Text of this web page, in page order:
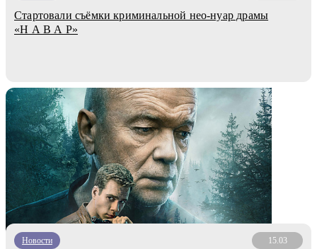
Стартовали съёмки криминальной нео-нуар драмы
«Н А В А Р»
Новости 15.03